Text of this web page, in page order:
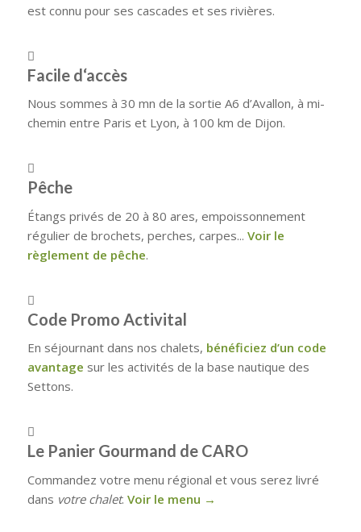
est connu pour ses cascades et ses rivières.
Facile d‘accès
Nous sommes à 30 mn de la sortie A6 d’Avallon, à mi-
chemin entre Paris et Lyon, à 100 km de Dijon.
Pêche
Étangs privés de 20 à 80 ares, empoissonnement
régulier de brochets, perches, carpes... Voir le
règlement de pêche.
Code Promo Activital
En séjournant dans nos chalets, bénéficiez d’un code
avantage sur les activités de la base nautique des
Settons.
Le Panier Gourmand de CARO
Commandez votre menu régional et vous serez livré
dans votre chalet. Voir le menu →